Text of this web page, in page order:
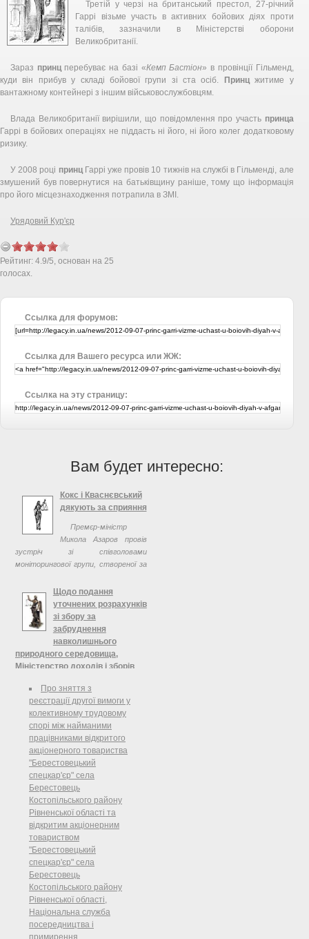
Третій у черзі на британський престол, 27-річний
Гаррі візьме участь в активних бойових діях проти
талібів, зазначили в Міністерстві оборони
Великобританії.
Зараз принцперебуває на базі «Кемп Бастіон» в провінції Гільменд,
куди він прибув у складі бойової групи зі ста осіб. Принцжитиме у
вантажному контейнері з іншим військовослужбовцям.
Влада Великобританії вирішили, що повідомлення про участь принца
Гаррі в бойових операціях не піддасть ні його, ні його колег додатковому
ризику.
У 2008 році принцГаррі уже провів 10 тижнів на службі в Гільменді, але
змушений був повернутися на батьківщину раніше, тому що інформація
про його місцезнаходження потрапила в ЗМІ.
Урядовий Кур'єр
Рейтинг: 4.9/5, основан на 25
голосах.
Ссылка для форумов:
Ссылка для Вашего ресурса или ЖЖ:
Ссылка на эту страницу:
Вам будет интересно:
Кокс і Кваснєвський
дякують за сприяння
Премєр-міністр
Микола Азаров провів
зустріч зі співголовами
моніторингової групи, створеної за
Європарламенту Мартіна Шульца,
екс-президентом Європейського
парламенту Петом ...
Щодо подання
уточнених розрахунків
зі збору за
забруднення
навколишнього
природного середовища,
Міністерство доходів і зборів
Щодо подання уточнених
розрахунків зі збору за забруднення
навколишнього природного
середовища <...> Відповідно до п.
46.1 ст. 46 Податкового кодексу
України ( 2755-17 ) (далі — Кодекс)
нарахування та/або сплата
податкового зобов'язання
здійснюється на підставі
податкової декларації, розрахунку
документа, що подається
платником податків
контролюючому органу у строки,
встановлені законом.
Про зняття з
реєстрації другої вимоги у
колективному трудовому
спорі між найманими
працівниками відкритого
акціонерного товариства
"Берестовецький
спецкар'єр" села
Берестовець
Костопільського району
Рівненської області та
відкритим акціонерним
товариством
"Берестовецький
спецкар'єр" села
Берестовець
Костопільського району
Рівненської області,
Національна служба
посередництва і
примирення